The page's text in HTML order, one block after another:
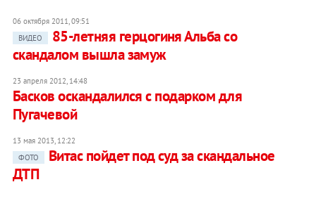
06 октября 2011, 09:51
ВИДЕО
85-летняя герцогиня Альба со
скандалом вышла замуж
23 апреля 2012, 14:48
Басков оскандалился с подарком для
Пугачевой
13 мая 2013, 12:22
ФОТО
Витас пойдет под суд за скандальное
ДТП